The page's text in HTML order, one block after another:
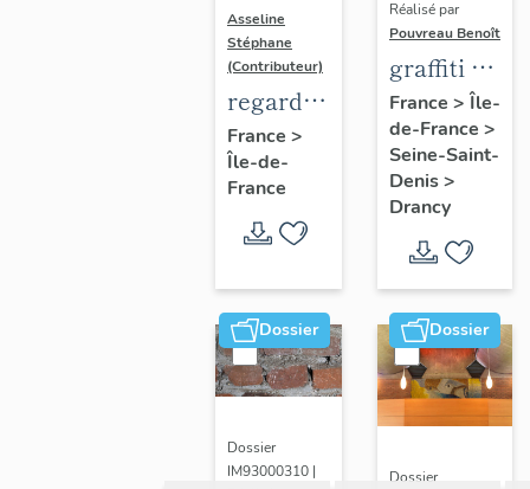
Asseline
Stéphane
(Contributeur)
regard
photographique
sur les
paysages
de la
de
France.
France >
Île-de-
France
Réalisé par
Pouvreau Benoît
graffiti de
chambrée
sur
revers de
façade
France > Île-
de-France >
Seine-Saint-
Denis>
Drancy
Dossier
Dossier
IM93000310 |
Dossier
Dossier